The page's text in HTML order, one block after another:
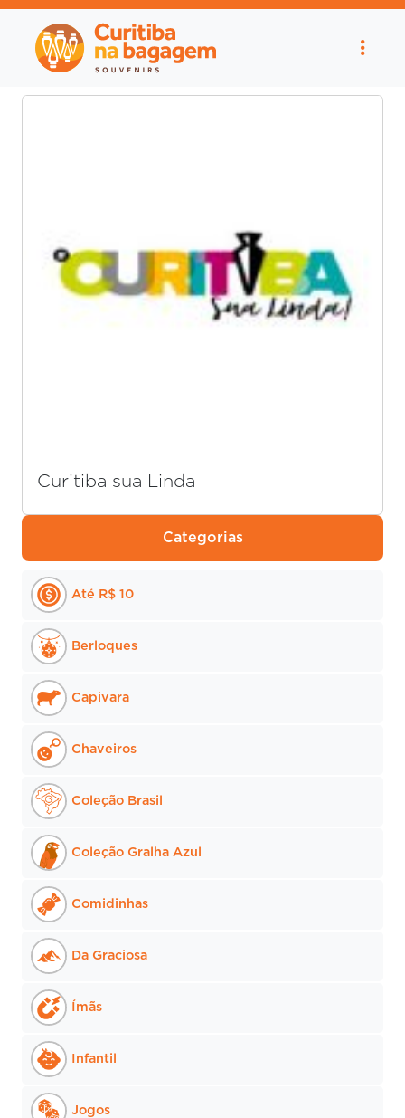
Noticias
Curitiba sua Linda
Categorias
Até R$ 10
Berloques
Capivara
Chaveiros
Coleção Brasil
Coleção Gralha Azul
Comidinhas
Da Graciosa
Ímãs
Infantil
Jogos